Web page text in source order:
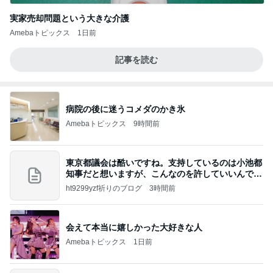
実家売却問題という大きな介護
Amebaトピックス 1日前
記事を読む
病院の後に迷うコメダのかき氷
Amebaトピックス 9時間前
東京都議会は酷いですね。支持しているのは小池都
知事だと想いますが、こんなのを許していいんです
か？
ht9299yzf祈りのブログ 3時間前
会えて本当に嬉しかった大好きな人
Amebaトピックス 1日前